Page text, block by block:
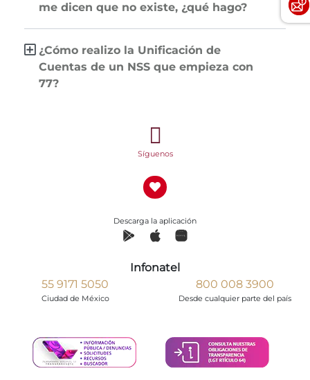
me dicen que no existe, ¿qué hago?
¿Cómo realizo la Unificación de
Cuentas de un NSS que empieza con
77?
Síguenos
Descarga la aplicación
Infonatel
55 9171 5050
Ciudad de México
800 008 3900
Desde cualquier parte del país